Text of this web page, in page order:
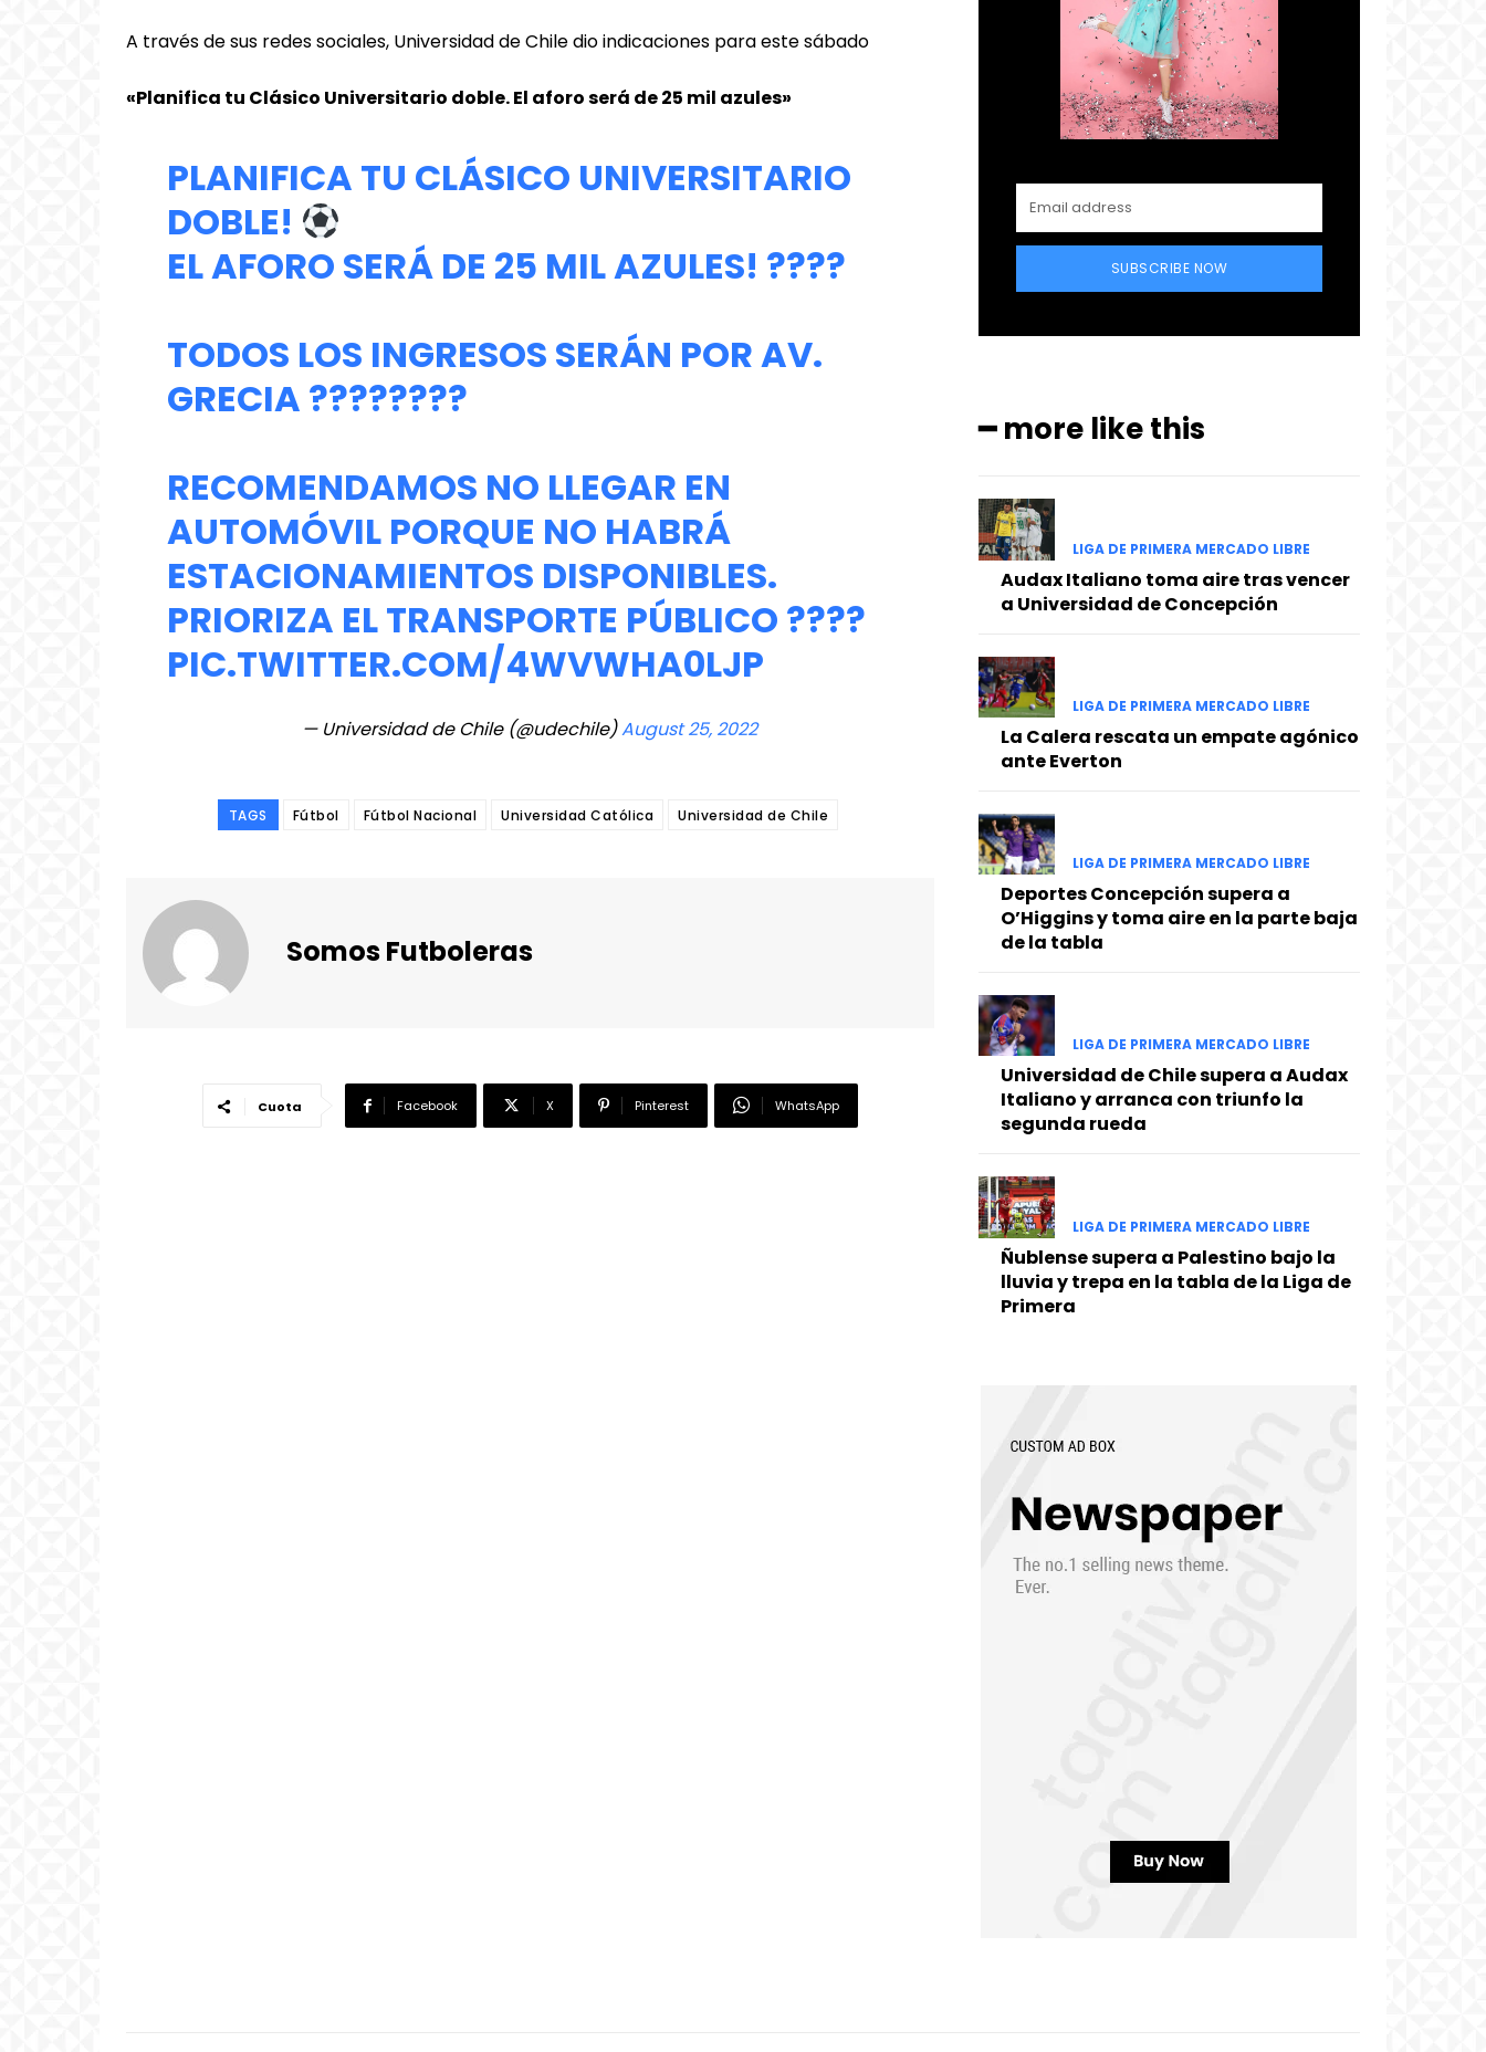
A través de sus redes sociales, Universidad de Chile dio indicaciones para este sábado
«Planifica tu Clásico Universitario doble. El aforo será de 25 mil azules»
PLANIFICA TU CLÁSICO UNIVERSITARIO
DOBLE!
EL AFORO SERÁ DE 25 MIL AZULES! ????
TODOS LOS INGRESOS SERÁN POR AV.
GRECIA ????????
RECOMENDAMOS NO LLEGAR EN
AUTOMÓVIL PORQUE NO HABRÁ
ESTACIONAMIENTOS DISPONIBLES.
PRIORIZA EL TRANSPORTE PÚBLICO ????
PIC.TWITTER.COM/4WVWHA0LJP
— Universidad de Chile (@udechile)August 25, 2022
TAGS Fútbol Fútbol Nacional Universidad Católica Universidad de Chile
Somos Futboleras
Cuota Facebook X Pinterest WhatsApp
SUBSCRIBE NOW
━ more like this
LIGA DE PRIMERA MERCADO LIBRE
Audax Italiano toma aire tras vencer
a Universidad de Concepción
LIGA DE PRIMERA MERCADO LIBRE
La Calera rescata un empate agónico
ante Everton
LIGA DE PRIMERA MERCADO LIBRE
Deportes Concepción supera a
O’Higgins y toma aire en la parte baja
de la tabla
LIGA DE PRIMERA MERCADO LIBRE
Universidad de Chile supera a Audax
Italiano y arranca con triunfo la
segunda rueda
LIGA DE PRIMERA MERCADO LIBRE
Ñublense supera a Palestino bajo la
lluvia y trepa en la tabla de la Liga de
Primera